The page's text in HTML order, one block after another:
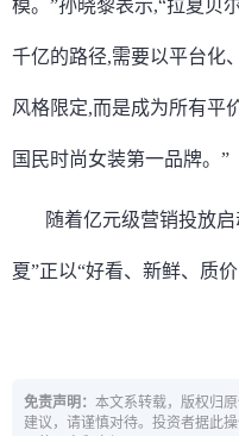
模。”孙晓黎表示,“拉夏贝
千亿的路径,需要以平台
风格限定,而是成为所有平
国民时尚女装第一品牌。”
随着亿元级营销投放
夏”正以“好看、新鲜、质
免责声明： 本文系转载，版权归
建议，请谨慎对待。投资者据此